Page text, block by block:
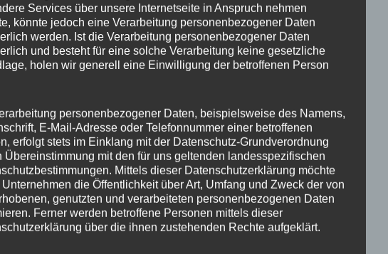
die im Rahmen von fünf Panel-
und Landtagskandidaten Wefelscheid über
die Koblenzer Kulturlandschaft oder die Digitalisierung
unterschiedlichen Themenfelder. Zunächst teilten die
Hecken ihre Einschätzung zur Einstellung des
der Lahnsteiner Oberbürgermeister Lennart Siefert
von den Herausforderungen bei der
Christian Altmaier. Weiter ging es mit
das Sonntagswaschverbot, aber auch um die
Services über unsere Internetseite in Anspruch nehmen
könnte jedoch eine Verarbeitung personenbezogener Daten
werden. Ist die Verarbeitung personenbezogener Daten
und besteht für eine solche Verarbeitung keine gesetzliche
holen wir generell eine Einwilligung der betroffenen Person
personenbezogener Daten, beispielsweise des Namens,
E-Mail-Adresse oder Telefonnummer einer betroffenen
erfolgt stets im Einklang mit der Datenschutz-Grundverordnung
Übereinstimmung mit den für uns geltenden landesspezifischen
Mittels dieser Datenschutzerklärung möchte
Unternehmen die Öffentlichkeit über Art, Umfang und Zweck der von
genutzten und verarbeiteten personenbezogenen Daten
Ferner werden betroffene Personen mittels dieser
über die ihnen zustehenden Rechte aufgeklärt.